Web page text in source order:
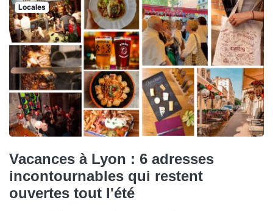
Locales
Vacances à Lyon : 6 adresses
incontournables qui restent
ouvertes tout l'été